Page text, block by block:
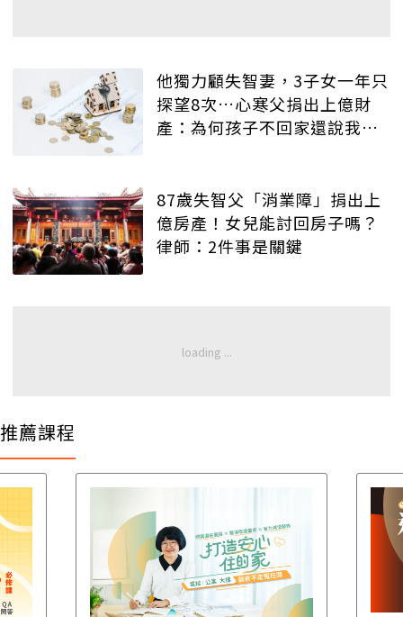
他獨力顧失智妻，3子女一年只
探望8次…心寒父捐出上億財
產：為何孩子不回家還說我
87歲失智父「消業障」捐出上
億房產！女兒能討回房子嗎？
律師：2件事是關鍵
推薦課程